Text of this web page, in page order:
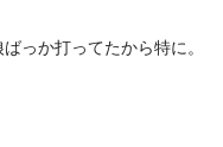
ばっか打ってたから特に。